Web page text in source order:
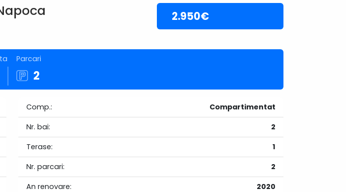
2.950€
Parcari
2
Comp.:
Compartimentat
Nr. bai:
2
Terase:
1
Nr. parcari:
2
An renovare:
2020